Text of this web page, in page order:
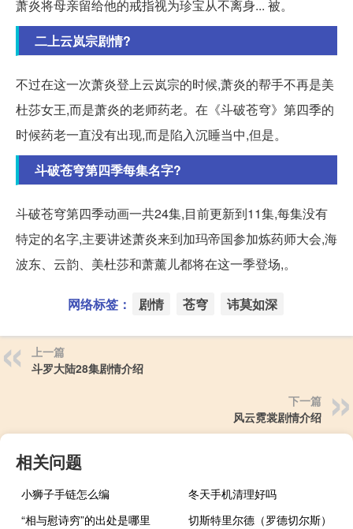
萧炎将母亲留给他的戒指视为珍宝从不离身... 被。
二上云岚宗剧情?
不过在这一次萧炎登上云岚宗的时候,萧炎的帮手不再是美
杜莎女王,而是萧炎的老师药老。在《斗破苍穹》第四季的
时候药老一直没有出现,而是陷入沉睡当中,但是。
斗破苍穹第四季每集名字?
斗破苍穹第四季动画一共24集,目前更新到11集,每集没有
特定的名字,主要讲述萧炎来到加玛帝国参加炼药师大会,海
波东、云韵、美杜莎和萧薰儿都将在这一季登场,。
网络标签： 剧情 苍穹 讳莫如深
上一篇
斗罗大陆28集剧情介绍
下一篇
风云霓裳剧情介绍
相关问题
小狮子手链怎么编
冬天手机清理好吗
“相与慰诗穷”的出处是哪里
切斯特里尔德（罗德切尔斯）